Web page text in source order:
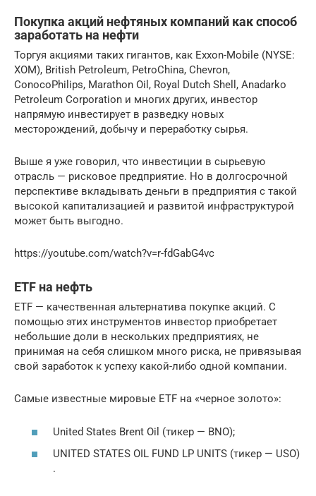
Покупка акций нефтяных компаний как способ
заработать на нефти
Торгуя акциями таких гигантов, как Exxon-Mobile (NYSE:
XOM), British Petroleum, PetroChina, Chevron,
ConocoPhilips, Marathon Oil, Royal Dutch Shell, Anadarko
Petroleum Corporation и многих других, инвестор
напрямую инвестирует в разведку новых
месторождений, добычу и переработку сырья.
Выше я уже говорил, что инвестиции в сырьевую
отрасль — рисковое предприятие. Но в долгосрочной
перспективе вкладывать деньги в предприятия с такой
высокой капитализацией и развитой инфраструктурой
может быть выгодно.
https://youtube.com/watch?v=r-fdGabG4vc
ETF на нефть
ETF — качественная альтернатива покупке акций. С
помощью этих инструментов инвестор приобретает
небольшие доли в нескольких предприятиях, не
принимая на себя слишком много риска, не привязывая
свой заработок к успеху какой-либо одной компании.
Самые известные мировые ETF на «черное золото»:
United States Brent Oil (тикер — BNO);
UNITED STATES OIL FUND LP UNITS (тикер — USO)
.